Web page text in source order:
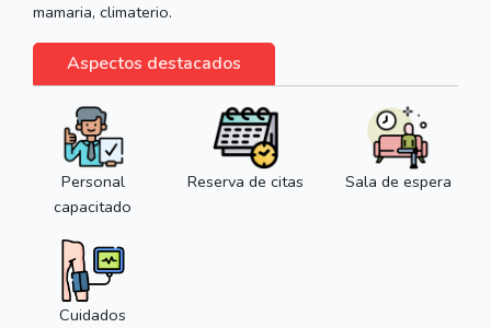
mamaria, climaterio.
Aspectos destacados
Personal
capacitado
Reserva de citas Sala de espera
Cuidados